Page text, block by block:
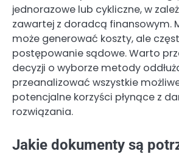
jednorazowe lub cykliczne, w
zawartej z doradcą finansowym.
może generować koszty, ale
postępowanie sądowe. Warto
decyzji o wyborze metody
przeanalizować wszystkie
potencjalne korzyści płynące z
rozwiązania.
Jakie dokumenty są